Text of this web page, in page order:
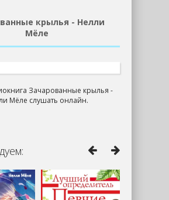
крылья - Нелли
Мёле
Зачарованные крылья -
Мёле слушать онлайн.